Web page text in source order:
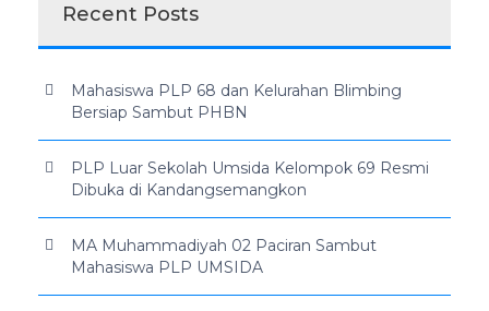
Recent Posts
Mahasiswa PLP 68 dan Kelurahan Blimbing
Bersiap Sambut PHBN
PLP Luar Sekolah Umsida Kelompok 69 Resmi
Dibuka di Kandangsemangkon
MA Muhammadiyah 02 Paciran Sambut
Mahasiswa PLP UMSIDA